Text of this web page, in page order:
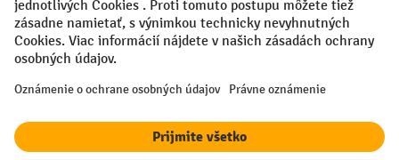
Facebook
YouTube
LinkedIn
Nastavenia ochrany osobných údajov
All prices excl. VAT plus shipping costsand possible delivery charges,
if not stated otherwise.